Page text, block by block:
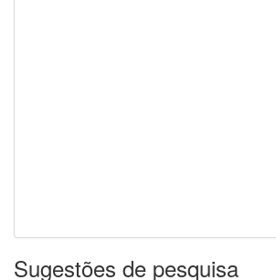
Sugestões de pesquisa